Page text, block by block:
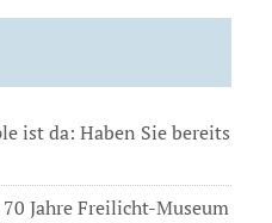
ist da: Haben Sie bereits
Jahre Freilicht-Museum